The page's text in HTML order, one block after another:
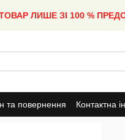
ЛИШЕ ЗІ 100 %
та повернення Контактна